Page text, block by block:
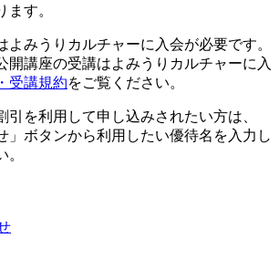
ます。
みうりカルチャーに入会が必要です。
開講座の受講はよみうりカルチャーに入
受講規約をご覧ください。
を利用して申し込みされたい方は、
」ボタンから利用したい優待名を入力し